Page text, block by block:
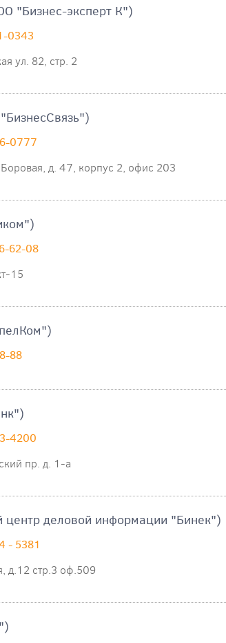
"Бизнес-эксперт К")
0343
ул. 82, стр. 2
0777
Боровая, д. 47, корпус 2, офис 203
62-08
15
88
4200
пр. д. 1-а
центр деловой информации "Бинек")
- 5381
д.12 стр.3 оф.509